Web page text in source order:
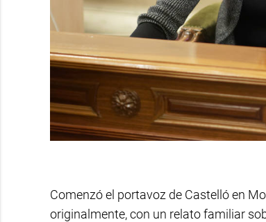
Comenzó el portavoz de Castelló en
originalmente, con un relato familiar